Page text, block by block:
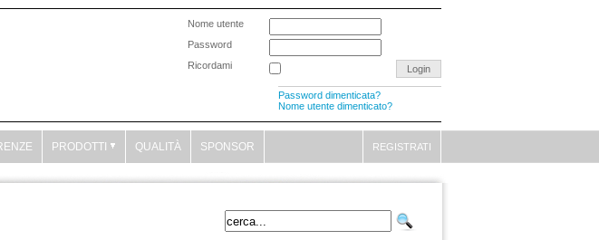
PRODOTTI QUALITÀ SPONSOR
Nome utente
Password
Ricordami
Password dimenticata?
Nome utente dimenticato?
REGISTRATI